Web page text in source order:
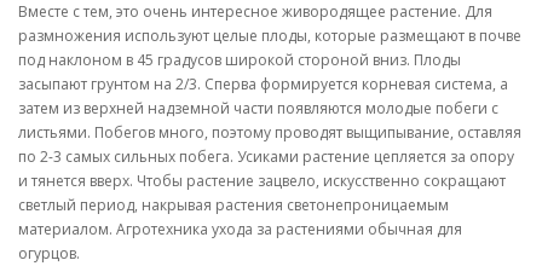
Вместе с тем, это очень интересное живородящее растение. Для
размножения используют целые плоды, которые размещают в почве
под наклоном в 45 градусов широкой стороной вниз. Плоды
засыпают грунтом на 2/3. Сперва формируется корневая система, а
затем из верхней надземной части появляются молодые побеги с
листьями. Побегов много, поэтому проводят выщипывание, оставляя
по 2-3 самых сильных побега. Усиками растение цепляется за опору
и тянется вверх. Чтобы растение зацвело, искусственно сокращают
светлый период, накрывая растения светонепроницаемым
материалом. Агротехника ухода за растениями обычная для
огурцов.